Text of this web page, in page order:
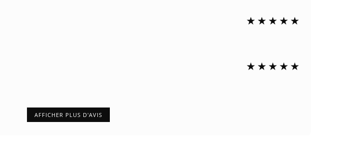
AFFICHER PLUS D'AVIS